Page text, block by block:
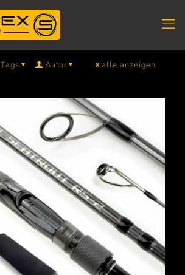
Tags Autor alle anzeigen